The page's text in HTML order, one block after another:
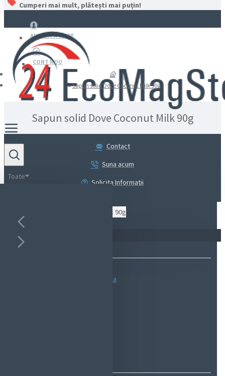
Cumperi mai mult, plătești mai puțin!
AUTENTIFICARE
CONT NOU
Toate
Sapun solid Dove Coconut Milk 90g
Sapun solid Dove Coconut Milk 90g
Contact
Suna acum
Solicita Informatii
Spune-ţi opinia